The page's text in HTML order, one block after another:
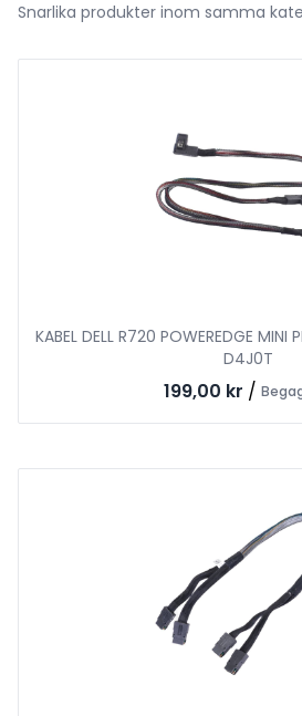
Snarlika produkter inom samma
KABEL DELL R720 POWEREDGE MINI
D4J0T
199,00 kr /